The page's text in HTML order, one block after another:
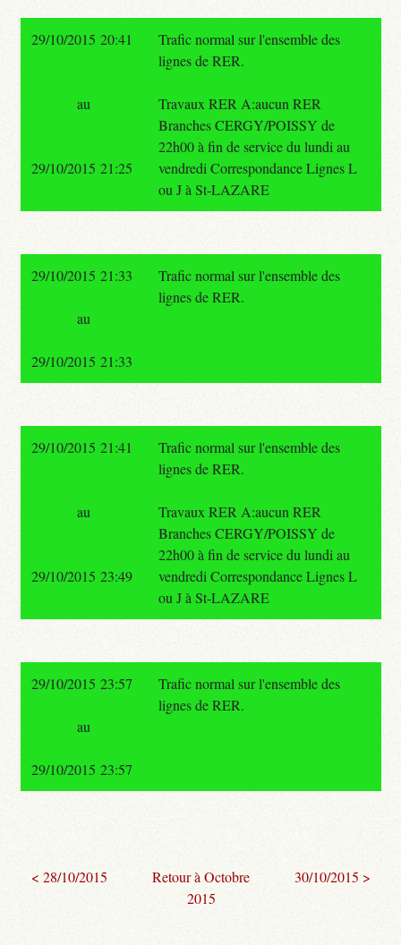
29/10/2015 20:41
Trafic normal sur l'ensemble des
lignes de RER.
Travaux RER A:aucun RER
Branches CERGY/POISSY de
22h00 à fin de service du lundi au
vendredi Correspondance Lignes L
ou J à St-LAZARE
au
29/10/2015 21:25
29/10/2015 21:33
Trafic normal sur l'ensemble des
lignes de RER.
au
29/10/2015 21:33
29/10/2015 21:41
Trafic normal sur l'ensemble des
lignes de RER.
Travaux RER A:aucun RER
Branches CERGY/POISSY de
22h00 à fin de service du lundi au
vendredi Correspondance Lignes L
ou J à St-LAZARE
au
29/10/2015 23:49
29/10/2015 23:57
Trafic normal sur l'ensemble des
lignes de RER.
au
29/10/2015 23:57
< 28/10/2015
Retour à Octobre
2015
30/10/2015 >